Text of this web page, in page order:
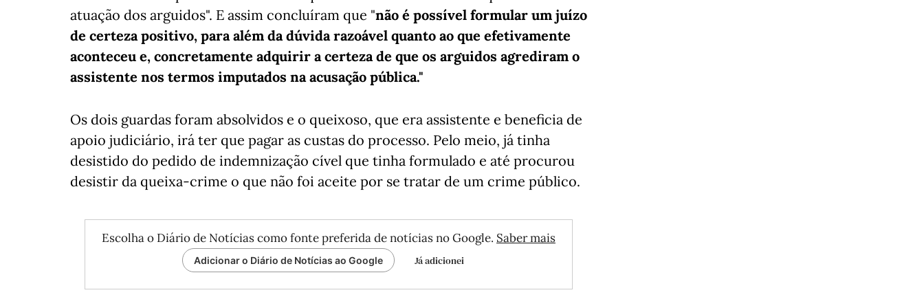
atuação dos arguidos". E assim concluíram que "não é possível formular um juízo
de certeza positivo, para além da dúvida razoável quanto ao que efetivamente
aconteceu e, concretamente adquirir a certeza de que os arguidos agrediram o
assistente nos termos imputados na acusação pública."
Os dois guardas foram absolvidos e o queixoso, que era assistente e beneficia de
apoio judiciário, irá ter que pagar as custas do processo. Pelo meio, já tinha
desistido do pedido de indemnização cível que tinha formulado e até procurou
desistir da queixa-crime o que não foi aceite por se tratar de um crime público.
Escolha o Diário de Notícias como fonte preferida de notícias no Google. Saber mais
Adicionar o Diário de Notícias ao Google Já adicionei